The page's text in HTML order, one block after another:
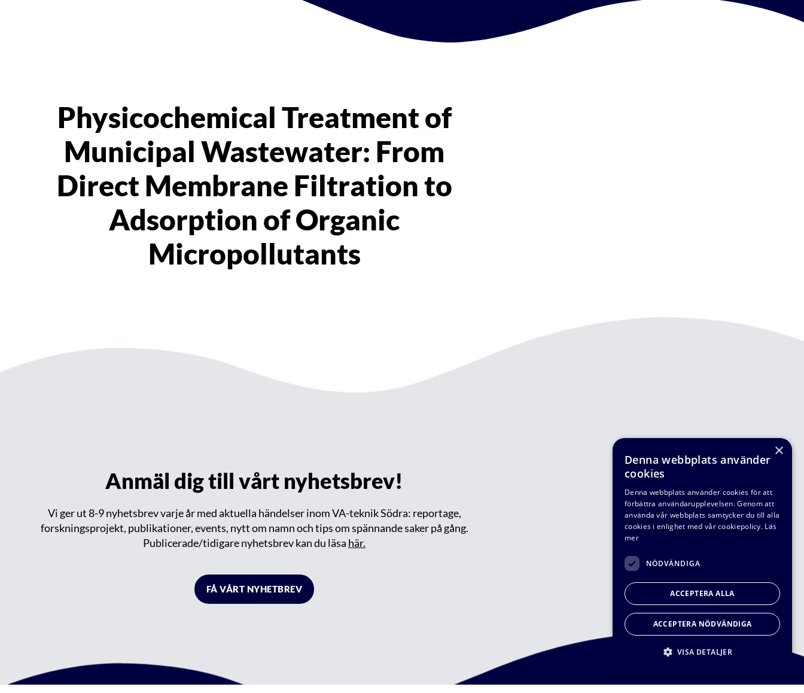
Physicochemical Treatment of
Municipal Wastewater: From
Direct Membrane Filtration to
Adsorption of Organic
Micropollutants
Anmäl dig till vårt nyhetsbrev!
Vi ger ut 8-9 nyhetsbrev varje år med aktuella händelser inom VA-teknik Södra: reportage,
forskningsprojekt, publikationer, events, nytt om namn och tips om spännande saker på gång.
Publicerade/tidigare nyhetsbrev kan du läsa här.
FÅ VÅRT NYHETBREV
×
Denna webbplats använder
cookies
Denna webbplats använder cookies för att
förbättra användarupplevelsen. Genom att
använda vår webbplats samtycker du till alla
cookies i enlighet med vår cookiepolicy. Läs
mer
NÖDVÄNDIGA
ACCEPTERA ALLA
ACCEPTERA NÖDVÄNDIGA
VISA DETALJER